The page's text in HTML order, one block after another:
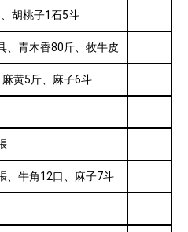
胡桃子1石5斗
、青木香80斤、牧牛皮
黄5斤、麻子6斗
、牛角12口、麻子7斗